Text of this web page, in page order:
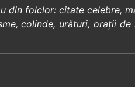
din folclor: citate celebre,
,colinde, urături, orații de